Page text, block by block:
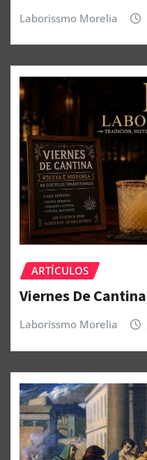
Laborissmo Morelia
ARTÍCULOS
Viernes De Cantina
Laborissmo Morelia